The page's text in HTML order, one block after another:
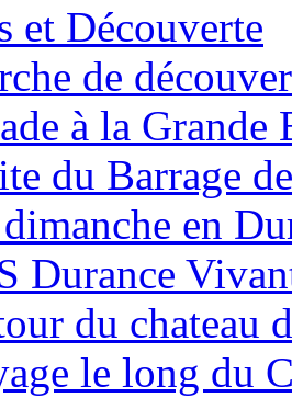
et Découverte
de
à la Grande
du Barrage
en
Durance
du chateau
le long du